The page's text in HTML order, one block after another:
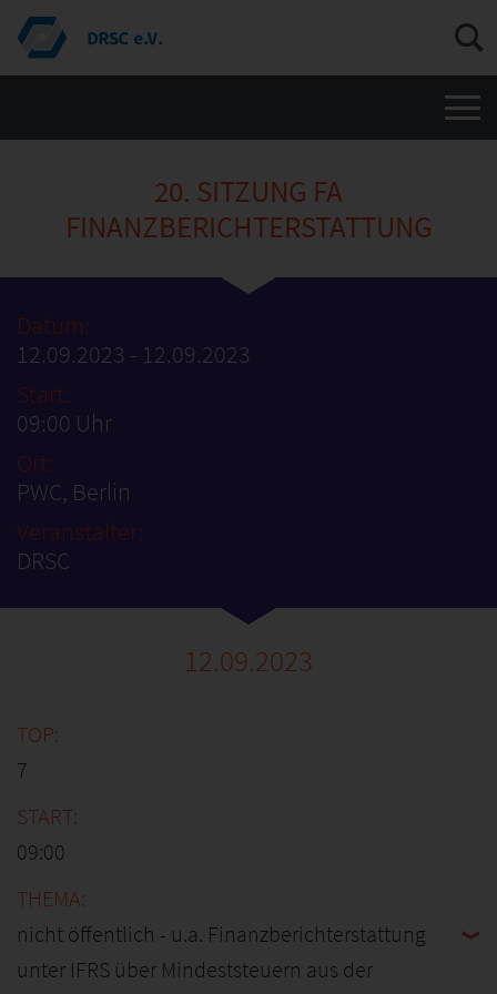
20. SITZUNG FA
FINANZBERICHTERSTATTUNG
Datum:
12.09.2023 - 12.09.2023
Start:
09:00 Uhr
Ort:
PWC, Berlin
Veranstalter:
DRSC
12.09.2023
7
09:00
nicht öffentlich - u.a. Finanzberichterstattung
unter IFRS über Mindeststeuern aus der